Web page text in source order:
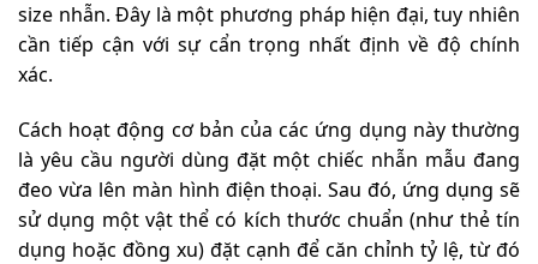
size nhẫn. Đây là một phương pháp hiện đại, tuy nhiên
cần tiếp cận với sự cẩn trọng nhất định về độ chính
xác.
Cách hoạt động cơ bản của các ứng dụng này thường
là yêu cầu người dùng đặt một chiếc nhẫn mẫu đang
đeo vừa lên màn hình điện thoại. Sau đó, ứng dụng sẽ
sử dụng một vật thể có kích thước chuẩn (như thẻ tín
dụng hoặc đồng xu) đặt cạnh để căn chỉnh tỷ lệ, từ đó